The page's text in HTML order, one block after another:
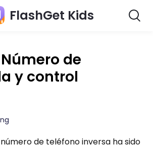
FlashGet Kids
de
y control
de teléfono inversa ha sido